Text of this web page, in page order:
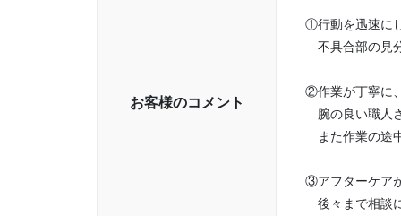
お客様のコメント
①行動を迅速に
不具合部の見
②作業が丁寧に
腕の良い職人
また作業の途
③アフターケア
後々まで相談